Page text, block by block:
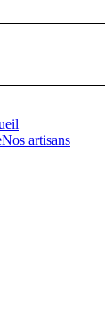
Nos artisans